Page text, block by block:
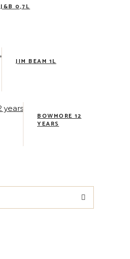
J&B 0,7L
JIM BEAM 1L
BOWMORE 12
YEARS